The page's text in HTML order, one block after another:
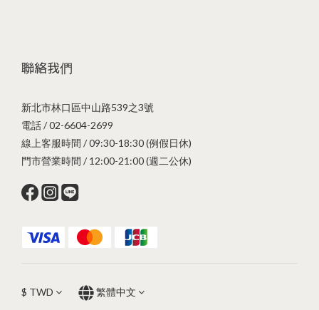
聯絡我們
新北市林口區中山路539之3號
電話 / 02-6604-2699
線上客服時間 / 09:30-18:30 (例假日休)
門市營業時間 / 12:00-21:00 (週二公休)
$ TWD 繁體中文